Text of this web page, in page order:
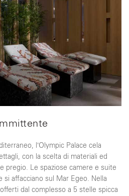
l’Olympic Palace cela
con la scelta di materiali ed
pregio. Le spaziose camere e suite
si affacciano sul Mar Egeo. Nella
dal complesso a 5 stelle spicca